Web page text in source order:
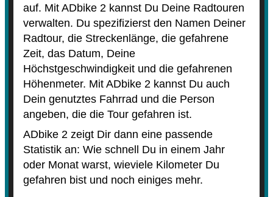
auf. Mit ADbike 2 kannst Du Deine Radtouren
verwalten. Du spezifizierst den Namen Deiner
Radtour, die Streckenlänge, die gefahrene
Zeit, das Datum, Deine
Höchstgeschwindigkeit und die gefahrenen
Höhenmeter. Mit ADbike 2 kannst Du auch
Dein genutztes Fahrrad und die Person
angeben, die die Tour gefahren ist.
ADbike 2 zeigt Dir dann eine passende
Statistik an: Wie schnell Du in einem Jahr
oder Monat warst, wieviele Kilometer Du
gefahren bist und noch einiges mehr.